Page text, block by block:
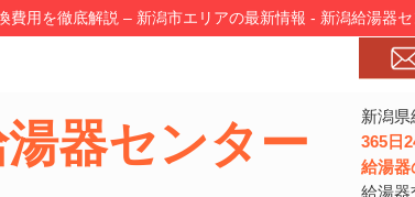
費用を徹底解説 – 新潟市エリアの最新情報 - 新潟給湯器
器センター
新潟
365日
給湯器
給湯器